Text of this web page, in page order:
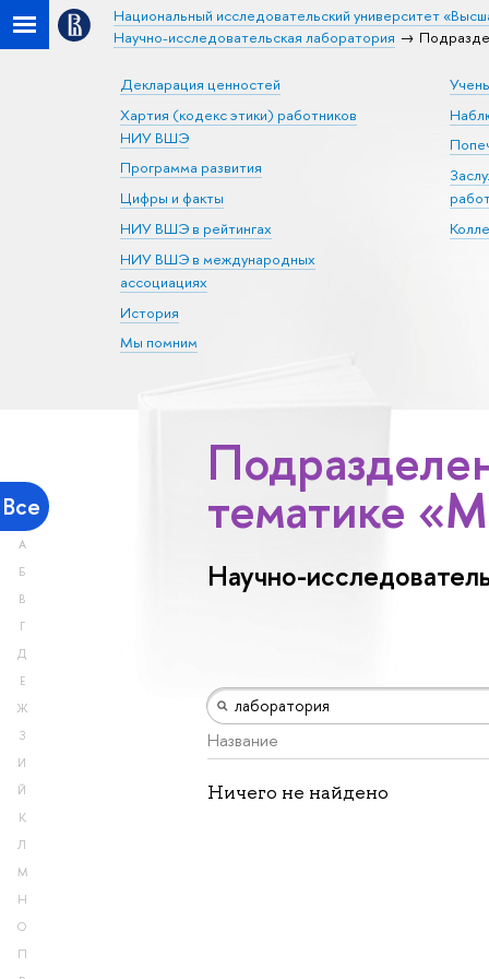
Национальный исследовательский университет
Научно-исследовательская лаборатория
Декларация ценностей
Хартия (кодекс этики) работников
НИУ ВШЭ
Программа развития
Цифры и факты
НИУ ВШЭ в рейтингах
НИУ ВШЭ в международных
ассоциациях
История
Мы помним
Все
А
Б
В
Г
Д
Е
Ж
З
И
Й
К
Л
М
Н
О
П
тематике
Научно-
Название
Ничего не найдено